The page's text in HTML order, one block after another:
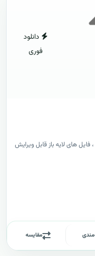
دانلود
فوری
های لایه باز قابل ویرایش
مقایسه